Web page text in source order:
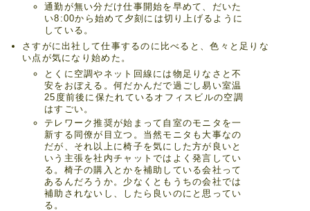
通勤が無い分だけ仕事開始を早めて、だいた
い8:00から始めて夕刻には切り上げるように
している。
さすがに出社して仕事するのに比べると、色々と足りな
い点が気になり始めた。
とくに空調やネット回線には物足りなさと不
安をおぼえる。何だかんだで過ごし易い室温
25度前後に保たれているオフィスビルの空調
はすごい。
テレワーク推奨が始まって自室のモニタを一
新する同僚が目立つ。当然モニタも大事なの
だが、それ以上に椅子を気にした方が良いと
いう主張を社内チャットではよく発言してい
る。椅子の購入とかを補助している会社って
あるんだろうか。少なくともうちの会社では
補助されないし、したら良いのにと思ってい
る。